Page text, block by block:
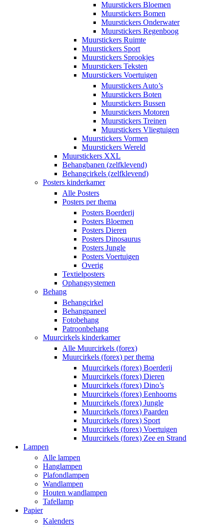
Muurstickers Bloemen
Muurstickers Bomen
Muurstickers Onderwater
Muurstickers Regenboog
Muurstickers Ruimte
Muurstickers Sport
Muurstickers Sprookjes
Muurstickers Teksten
Muurstickers Voertuigen
Muurstickers Auto’s
Muurstickers Boten
Muurstickers Bussen
Muurstickers Motoren
Muurstickers Treinen
Muurstickers Vliegtuigen
Muurstickers Vormen
Muurstickers Wereld
Muurstickers XXL
Behangbanen (zelfklevend)
Behangcirkels (zelfklevend)
Posters kinderkamer
Alle Posters
Posters per thema
Posters Boerderij
Posters Bloemen
Posters Dieren
Posters Dinosaurus
Posters Jungle
Posters Voertuigen
Overig
Textielposters
Ophangsystemen
Behang
Behangcirkel
Behangpaneel
Fotobehang
Patroonbehang
Muurcirkels kinderkamer
Alle Muurcirkels (forex)
Muurcirkels (forex) per thema
Muurcirkels (forex) Boerderij
Muurcirkels (forex) Dieren
Muurcirkels (forex) Dino’s
Muurcirkels (forex) Eenhoorns
Muurcirkels (forex) Jungle
Muurcirkels (forex) Paarden
Muurcirkels (forex) Sport
Muurcirkels (forex) Voertuigen
Muurcirkels (forex) Zee en Strand
Lampen
Alle lampen
Hanglampen
Plafondlampen
Wandlampen
Houten wandlampen
Tafellamp
Papier
Kalenders